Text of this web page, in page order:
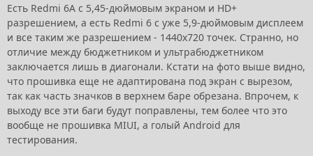
Есть Redmi 6A с 5,45-дюймовым экраном и HD+
разрешением, а есть Redmi 6 с уже 5,9-дюймовым дисплеем
и все таким же разрешением - 1440х720 точек. Странно, но
отличие между бюджетником и ультрабюджетником
заключается лишь в диагонали. Кстати на фото выше видно,
что прошивка еще не адаптирована под экран с вырезом,
так как часть значков в верхнем баре обрезана. Впрочем, к
выходу все эти баги будут поправлены, тем более что это
вообще не прошивка MIUI, а голый Android для
тестирования.